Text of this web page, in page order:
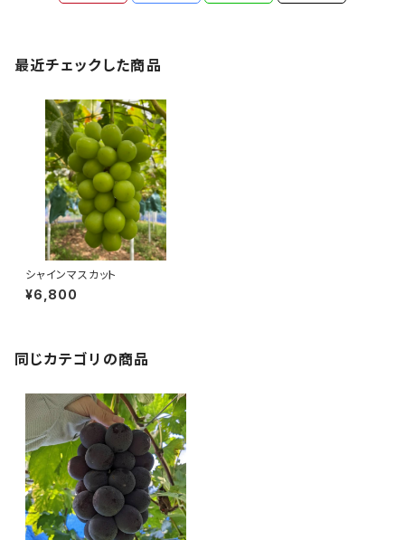
最近チェックした商品
シャインマスカット
¥6,800
同じカテゴリの商品